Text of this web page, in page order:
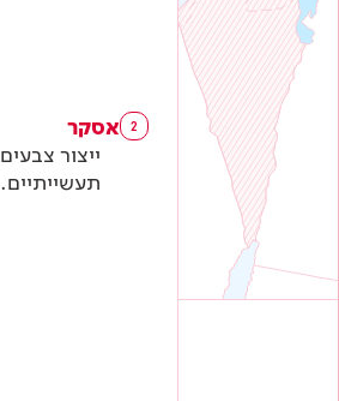
2
אסקר
ייצור צבעים
תעשייתיים.